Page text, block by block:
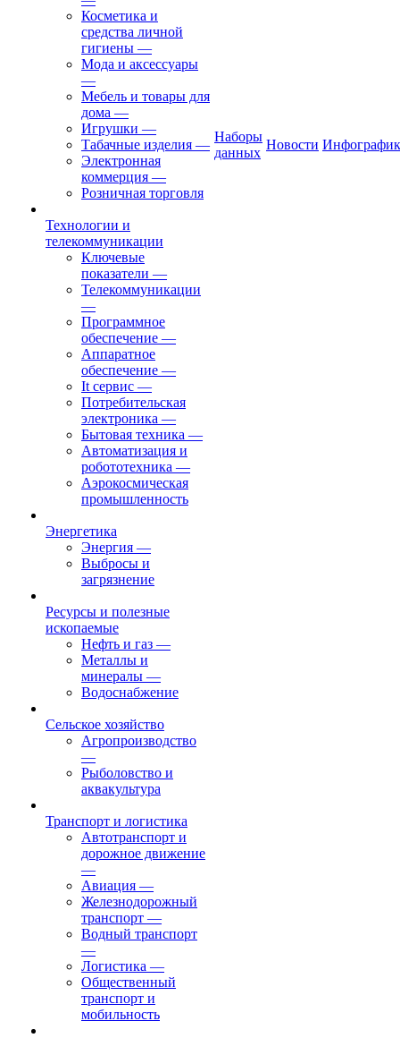
Косметика и
средства личной
гигиены —
Мода и аксессуары
—
Мебель и товары для
дома —
Игрушки —
Табачные изделия —
Электронная
коммерция —
Розничная торговля
Технологии и
телекоммуникации
Ключевые
показатели —
Телекоммуникации
—
Программное
обеспечение —
Аппаратное
обеспечение —
It сервис —
Потребительская
электроника —
Бытовая техника —
Автоматизация и
робототехника —
Аэрокосмическая
промышленность
Энергетика
Энергия —
Выбросы и
загрязнение
Ресурсы и полезные
ископаемые
Нефть и газ —
Металлы и
минералы —
Водоснабжение
Сельское хозяйство
Агропроизводство
—
Рыболовство и
аквакультура
Транспорт и логистика
Автотранспорт и
дорожное движение
—
Авиация —
Железнодорожный
транспорт —
Водный транспорт
—
Логистика —
Общественный
транспорт и
мобильность
Наборы
данных
Новости